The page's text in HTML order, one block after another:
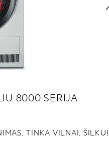
8000 SERIJA
TINKA VILNAI, ŠILKUI